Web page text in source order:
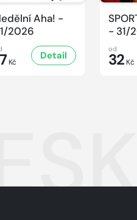
Aha! -
2026
Kč
Detail
- 31/
od
32 Kč